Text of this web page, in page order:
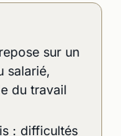
repose sur un
salarié,
du travail
: difficultés